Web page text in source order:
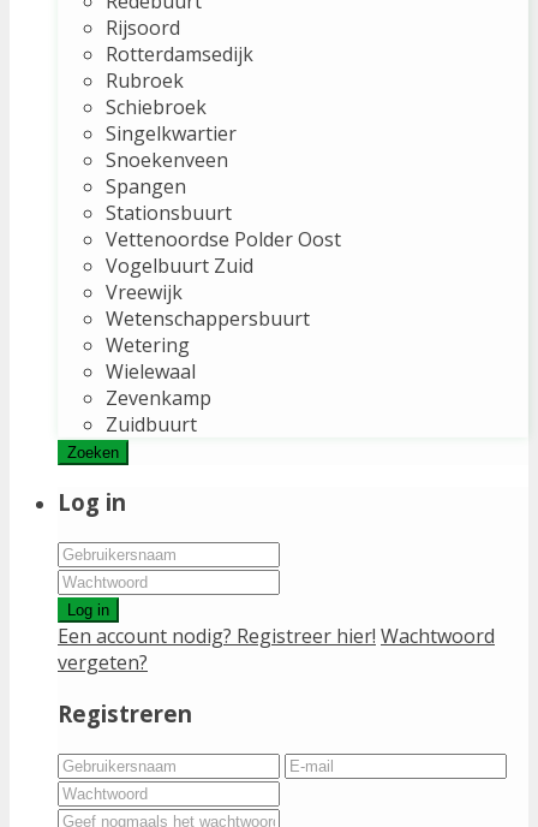
Rijsoord
Rotterdamsedijk
Rubroek
Schiebroek
Singelkwartier
Snoekenveen
Spangen
Stationsbuurt
Vettenoordse Polder Oost
Vogelbuurt Zuid
Vreewijk
Wetenschappersbuurt
Wetering
Wielewaal
Zevenkamp
Zuidbuurt
Zoeken
Log in
Log in
Een account nodig? Registreer hier! Wachtwoord
vergeten?
Registreren